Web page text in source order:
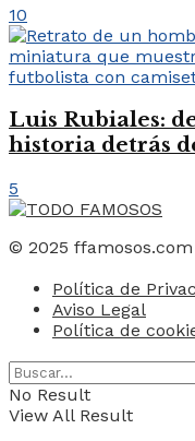
10
Luis Rubiales:
historia detrás
5
© 2025 ffamosos.com
Política de
Aviso Legal
Política de
No Result
View All Result